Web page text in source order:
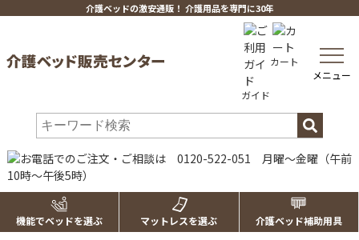
介護ベッドの激安通販！ 介護用品を専門に30年
ガイド
カート
toggle
メニュー
機能でベッドを選ぶ マットレスを選ぶ 介護ベッド補助用具